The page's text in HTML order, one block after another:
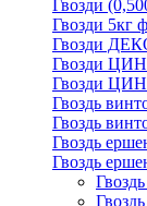
Гвозди
Гвозди 5кг
Гвозди
Гвозди
Гвозди
Гвоздь
Гвоздь
Гвоздь
Гвоздь